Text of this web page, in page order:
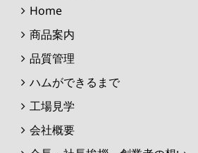
Home
商品案内
品質管理
ハムができるまで
工場見学
会社概要